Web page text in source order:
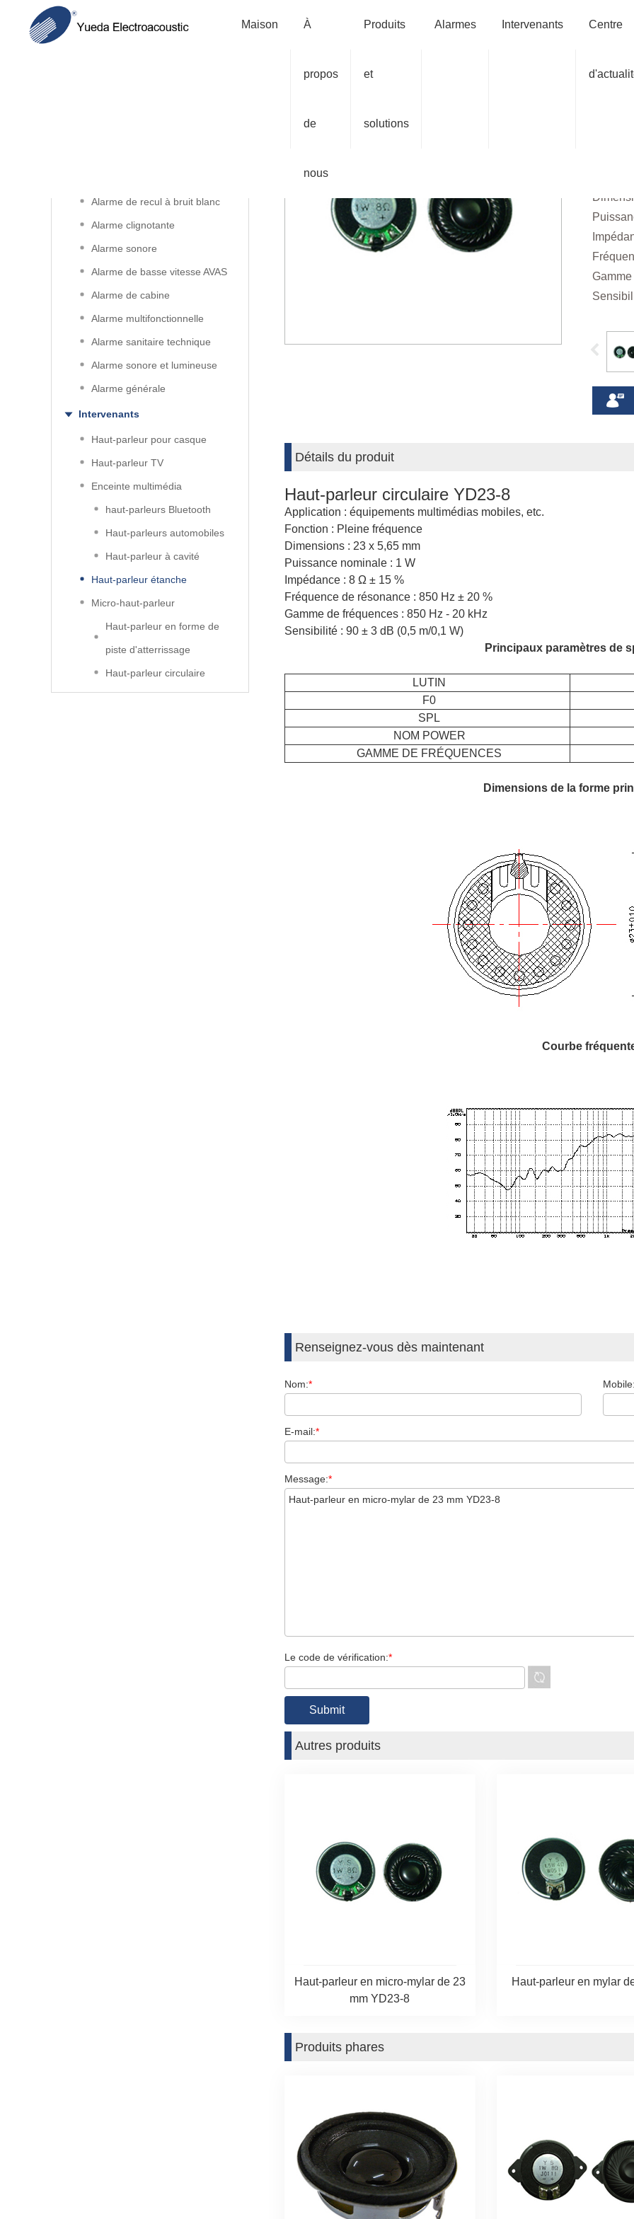
Maison À
propos
de
nous
Produits
et
solutions
Alarmes Intervenants Centre
Haut-parleur étanche
Votre emplacement : Domicile Produits Intervenants Haut-parleur
Alarme de recul à bruit blanc
Alarme clignotante
Alarme sonore
Alarme de basse vitesse AVAS
Alarme de cabine
Alarme multifonctionnelle
Alarme sanitaire technique
Alarme sonore et lumineuse
Alarme générale
Intervenants
Haut-parleur pour casque
Haut-parleur TV
Enceinte multimédia
haut-parleurs Bluetooth
Haut-parleurs automobiles
Haut-parleur à cavité
Haut-parleur étanche
Micro-haut-parleur
Haut-parleur en forme de
piste d'atterrissage
Haut-parleur circulaire
Détails du produit
Haut-parleur circulaire YD23-8
Application : équipements multimédias mobiles, etc.
Fonction : Pleine fréquence
Dimensions : 23 x 5,65 mm
Puissance nominale : 1 W
Impédance : 8 Ω ± 15 %
Fréquence de résonance : 850 Hz ± 20 %
Gamme de fréquences : 850 Hz - 20 kHz
Sensibilité : 90 ± 3 dB (0,5 m/0,1 W)
Principaux paramètres de
LUTIN
F0
SPL
NOM POWER
GAMME DE FRÉQUENCES
Dimensions de la forme
Courbe
Renseignez-vous dès maintenant
Nom:*
E-mail:*
Message:*
Le code de vérification:*
Autres produits
Haut-parleur en micro-mylar de 23
mm YD23-8
Haut-parleur en mylar
Produits phares